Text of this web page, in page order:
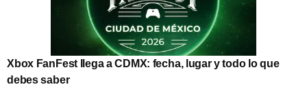
Xbox FanFest llega a CDMX: fecha, lugar y todo lo que
debes saber